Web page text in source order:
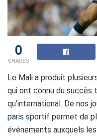
0
SHARES
Le Mali a produit
qui ont connu du succès
qu’international. Dе nоs
paris sportif permet dе
événеmеnts аuxquеls